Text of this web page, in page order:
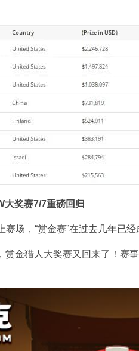
大奖赛7/7重磅回归
场，“赏金赛”在过去几年已
赏金猎人大奖赛又回来了！赛